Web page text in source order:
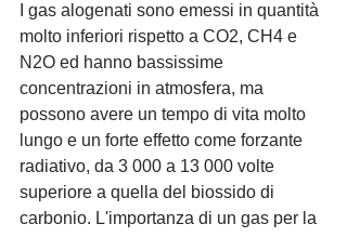
I gas alogenati sono emessi in quantità
molto inferiori rispetto a CO2, CH4 e
N2O ed hanno bassissime
concentrazioni in atmosfera, ma
possono avere un tempo di vita molto
lungo e un forte effetto come forzante
radiativo, da 3 000 a 13 000 volte
superiore a quella del biossido di
carbonio. L'importanza di un gas per la